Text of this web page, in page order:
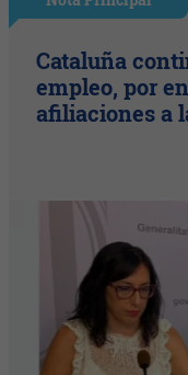
Cataluña
empleo, por
afiliaciones a